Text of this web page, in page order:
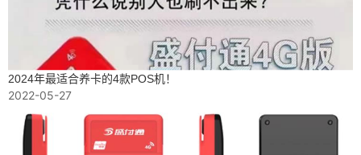
2024年最适合养卡的4款POS机！
2022-05-27